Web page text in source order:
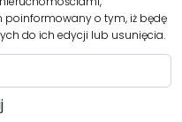
poinformowany o tym, iż będę
do ich edycji lub usunięcia.